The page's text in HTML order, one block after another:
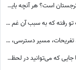
چرا باغ گیاه‌شناسی باتومی یکی از زیباترین جاذبه‌های گرجستان است؟ هر آنچه باید قبل از بازدید بدانید
فال انبیاء امروز 5 شنبه 15 مرداد 1405 / چیزی از دست تو رفته که به سبب آن غم واندوه می‌خوری، اما ...
دریاچه سوان کجاست؟ راهنمای کامل بازدید، جاذبه‌ها، تفریحات، مسیر دسترسی، بهترین زمان سفر و هر آنچه باید بدانید
فال شمع روزانه امروز چهارشنبه 14 مرداد ماه 1405 / تا جایی که می‌توانید در لحظه حال زندگی کرده و از آن نهایت استفاده را ببرید